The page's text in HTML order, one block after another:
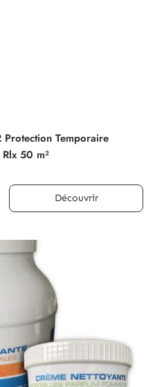
Temporaire
50 m²
Découvrir